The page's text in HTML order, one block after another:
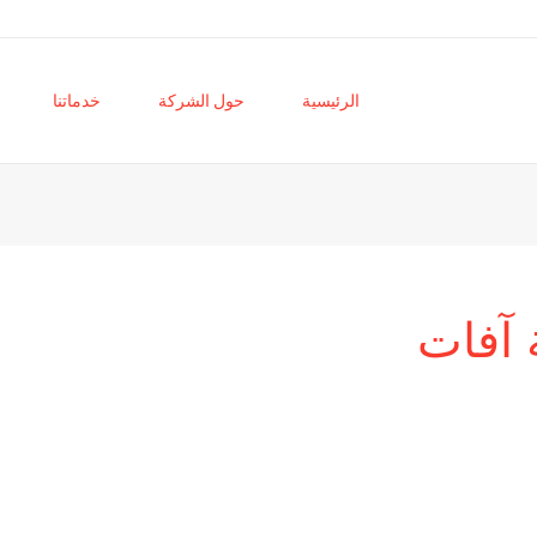
الرئيسية حول الشركة خدماتنا
آفات